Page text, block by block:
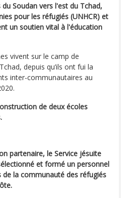
Soudan vers l'est du Tchad,
pour les réfugiés (UNHCR) et
un soutien vital à l'éducation
vivent sur le camp de
depuis qu’ils ont fui la
inter-communautaires au
de deux écoles
partenaire, le Service jésuite
et formé un personnel
de la communauté des réfugiés